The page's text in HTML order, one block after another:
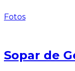
Fotos
Sopar de